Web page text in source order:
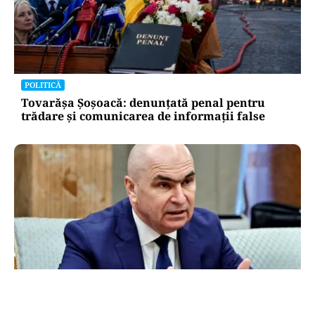
POLITICĂ
Tovarășa Șoșoacă: denunțată penal pentru
trădare și comunicarea de informații false